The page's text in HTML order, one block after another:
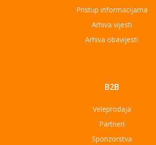
Pristup informacijama
Arhiva vijesti
Arhiva obavijesti
B2B
Veleprodaja
Partneri
Sponzorstva